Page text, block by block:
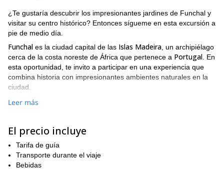
¿Te gustaría descubrir los impresionantes jardines de Funchal y
visitar su centro histórico? Entonces sígueme en esta excursión a
pie de medio día.
Funchal es la ciudad capital de las Islas Madeira , un archipiélago
cerca de la costa noreste de África que pertenece a Portugal . En
esta oportunidad, te invito a participar en una experiencia que
combina historia con impresionantes ambientes naturales en la
ciudad.
El principal punto de interés de este programa de senderismo
Ferreiro,Quinta Splendida
Funchal
. Mientras los exploramos, tendremos el placer de
contemplar árboles fosilizados en uno de ellos, sentarnos en otro
podemos conversar o simplemente apreciar la tranquilidad y paz
Leer más
El precio incluye
Tarifa de guía
Transporte durante el viaje
Bebidas